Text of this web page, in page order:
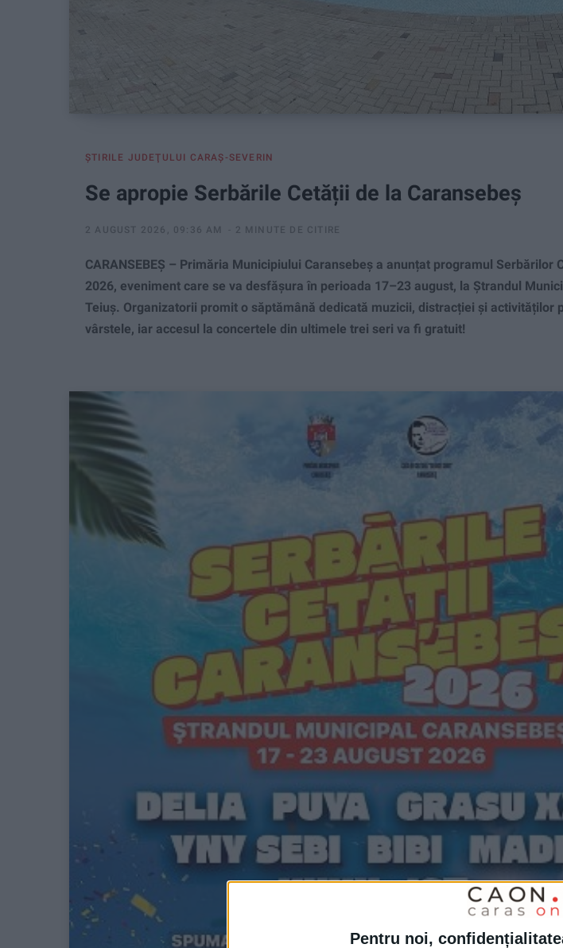
Pentru noi,
ŞTIRILE JUDEŢULUI CARAŞ-SEVERIN
Se apropie Serbările Cetății de la Caransebeș
2 AUGUST 2026, 09:36 AM 2 MINUTE DE CITIRE
CARANSEBEŞ – Primăria Municipiului Caransebeș a anunțat programul Serbărilor
2026, eveniment care se va desfășura în perioada 17–23 august, la Ștrandul
Teiuș. Organizatorii promit o săptămână dedicată muzicii, distracției și activităților
vârstele, iar accesul la concertele din ultimele trei seri va fi gratuit!